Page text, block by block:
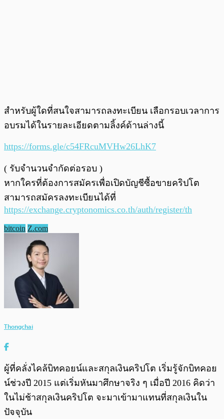
สำหรับผู้ใดที่สนใจสามารถลงทะเบียน เลือกรอบเวลาการ
อบรมได้ในรายละเอียดตามลิ้งค์ด้านล่างนี้
https://forms.gle/c54FRcuMVHw26LhK7
( รับจำนวนจำกัดต่อรอบ )
หากใครที่ต้องการสมัครเพื่อเปิดบัญชีซื้อขายคริปโต
สามารถสมัครลงทะเบียนได้ที่
https://exchange.cryptonomics.co.th/auth/register/th
bitcoin Z.com
Thongchai
ผู้ที่คลั่งไคล้บิทคอยน์และสกุลเงินคริปโต เริ่มรู้จักบิทคอย
น์ช่วงปี 2015 แต่เริ่มหันมาศึกษาจริง ๆ เมื่อปี 2016 คิดว่า
ในไม่ช้าสกุลเงินคริปโต จะมาเข้ามาแทนที่สกุลเงินใน
ปัจจุบัน